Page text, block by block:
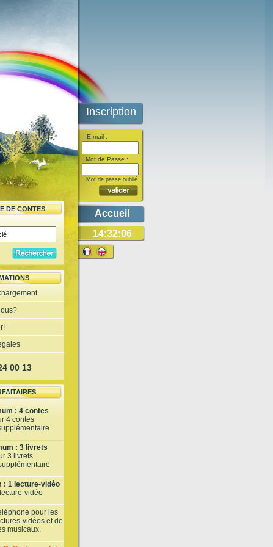
DE CONTES
00 13
: 4 contes
4 contes
: 3 livrets
3 livrets
: 1 lecture-vidéo
vidéo
pour les
vidéos et de
musicaux.
Inscription
E-mail :
Mot de Passe :
Mot de passe oublié
Accueil
14:32:06